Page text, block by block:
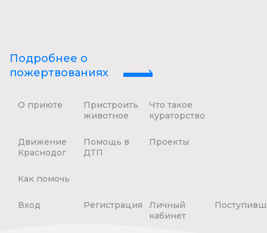
Подробнее о
пожертвованиях
О приюте
Пристроить
животное
Что такое
кураторство
Движение
Краснодог
Помощь в
ДТП
Проекты
Как помочь
Вход Регистрация
Личный
кабинет